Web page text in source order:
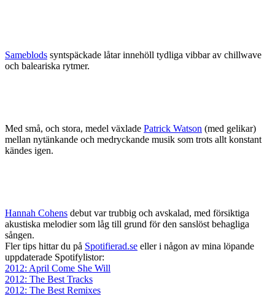
Sameblods syntspäckade låtar innehöll tydliga vibbar av chillwave
och baleariska rytmer.
Med små, och stora, medel växlade Patrick Watson (med gelikar)
mellan nytänkande och medryckande musik som trots allt konstant
kändes igen.
Hannah Cohens debut var trubbig och avskalad, med försiktiga
akustiska melodier som låg till grund för den sanslöst behagliga
sången.
Fler tips hittar du på Spotifierad.se eller i någon av mina löpande
uppdaterade Spotifylistor:
2012: April Come She Will
2012: The Best Tracks
2012: The Best Remixes